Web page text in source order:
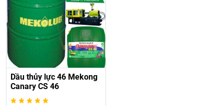
Dầu thủy lực 46 Mekong
Canary CS 46